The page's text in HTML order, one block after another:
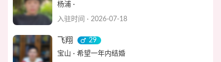
杨浦 ·
入驻时间 · 2026-07-18
飞翔
29
宝山 · 希望一年内结婚